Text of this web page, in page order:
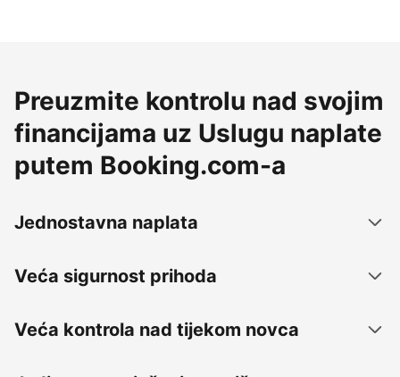
Preuzmite kontrolu nad svojim
financijama uz Uslugu naplate
putem Booking.com-a
Jednostavna naplata
Veća sigurnost prihoda
Veća kontrola nad tijekom novca